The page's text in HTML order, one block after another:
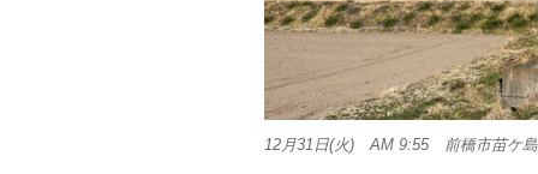
12月31日(火) AM 9:55 前橋市苗ケ